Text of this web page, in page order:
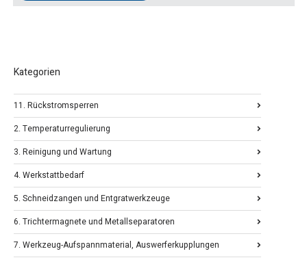
Kategorien
11. Rückstromsperren
2. Temperaturregulierung
3. Reinigung und Wartung
4. Werkstattbedarf
5. Schneidzangen und Entgratwerkzeuge
6. Trichtermagnete und Metallseparatoren
7. Werkzeug-Aufspannmaterial, Auswerferkupplungen